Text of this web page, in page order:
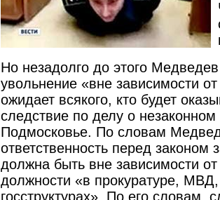
Но незадолго до этого
увольнение «вне зависимости
ожидает всякого, кто будет
следствие по делу о
Подмосковье. По словам
ответственность перед законом
должна быть вне зависимости
должности «в прокуратуре,
госструктурах». По его словам,